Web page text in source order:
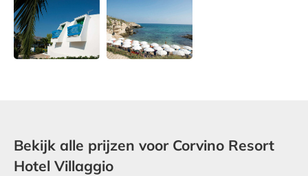
Bekijk alle prijzen voor Corvino Resort
Hotel Villaggio